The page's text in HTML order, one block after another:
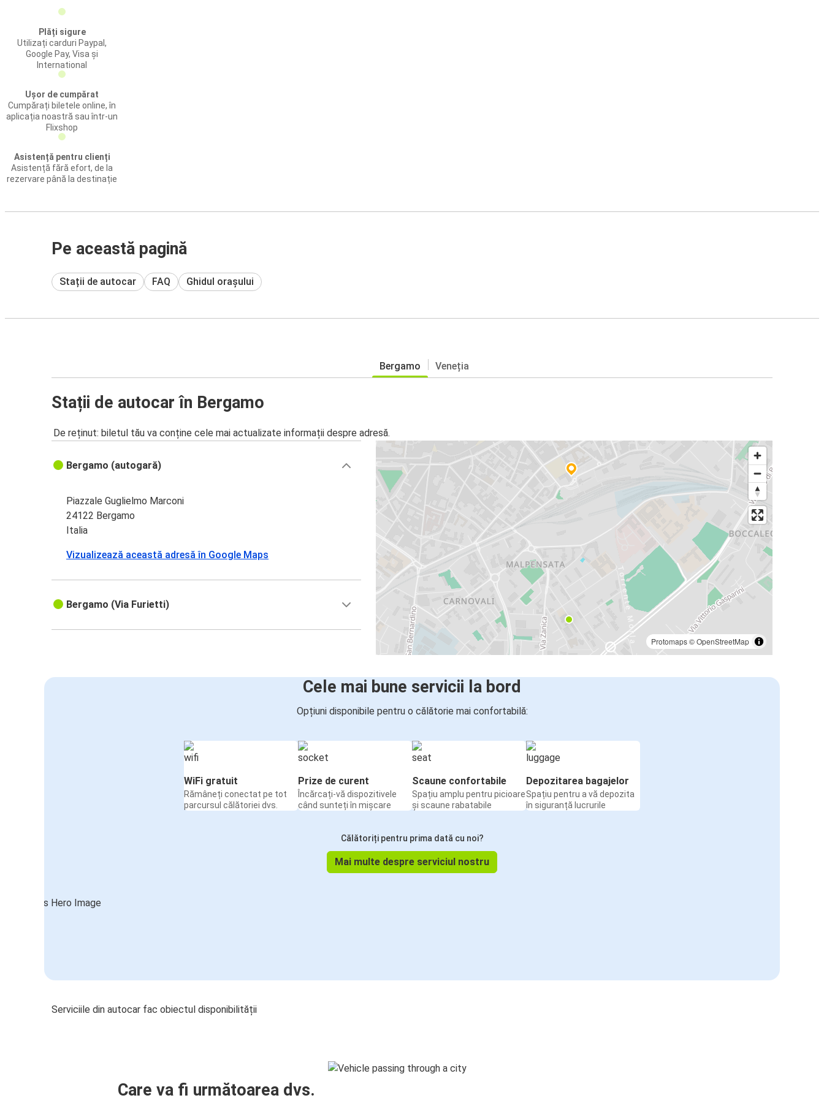
Plăți sigure
Utilizați carduri Paypal,
Google Pay, Visa și
International
Ușor de cumpărat
Cumpărați biletele online, în
aplicația noastră sau într-un
Flixshop
Asistență pentru clienți
Asistență fără efort, de la
rezervare până la destinație
Pe această pagină
Stații de autocar FAQ Ghidul orașului
Bergamo Veneția
Stații de autocar în Bergamo
De reținut: biletul tău va conține cele mai actualizate informații despre adresă.
Protomaps©OpenStreetMap
Bergamo (autogară)
Piazzale Guglielmo Marconi
24122 Bergamo
Italia
Vizualizează această adresă în Google Maps
Bergamo (Via Furietti)
Cele mai bune servicii la bord
Opțiuni disponibile pentru o călătorie mai confortabilă:
WiFi gratuit
Rămâneți conectat pe tot
parcursul călătoriei dvs.
Prize de curent
Încărcați-vă dispozitivele
când sunteți în mișcare
Scaune confortabile
Spațiu amplu pentru picioare
și scaune rabatabile
Depozitarea bagajelor
Spațiu pentru a vă depozita
în siguranță lucrurile
Călătoriți pentru prima dată cu noi?
Mai multe despre serviciul nostru
Serviciile din autocar fac obiectul disponibilității
Care va fi următoarea dvs.